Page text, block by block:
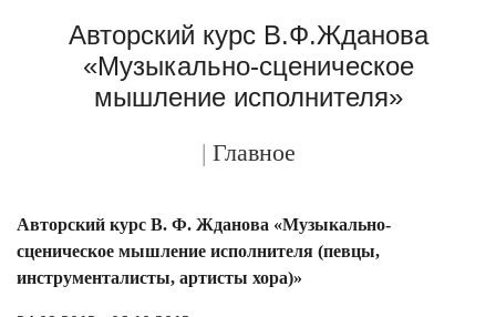
Авторский курс В.Ф.Жданова
«Музыкально-сценическое
мышление исполнителя»
| Главное
Авторский курс В. Ф. Жданова «Музыкально-
сценическое мышление исполнителя (певцы,
инструменталисты, артисты хора)»